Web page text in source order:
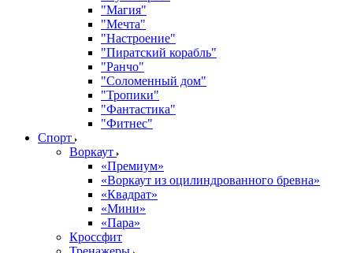
"Магия"
"Мечта"
"Настроение"
"Пиратский корабль"
"Ранчо"
"Соломенный дом"
"Тропики"
"Фантастика"
"Фитнес"
Спорт
Воркаут
«Премиум»
«Воркаут из оцилиндрованного бревна»
«Квадрат»
«Мини»
«Пара»
Кроссфит